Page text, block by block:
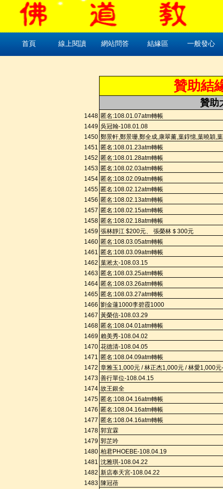
贊助結
贊助
1448 匿名 :108.01.07atm轉帳
1449 吳冠翰-108.01.08
1450 鄭景軒,鄭景珊,鄭全成,康翠薰,葉錞憶,葉曉穎,
1451 匿名 :108.01.23atm轉帳
1452 匿名 :108.01.28atm轉帳
1453 匿名 :108.02.03atm轉帳
1454 匿名 :108.02.09atm轉帳
1455 匿名 :108.02.12atm轉帳
1456 匿名 :108.02.13atm轉帳
1457 匿名 :108.02.15atm轉帳
1458 匿名 :108.02.18atm轉帳
1459 張林靜江$200元、 張榮林＄ 300元
1460 匿名 :108.03.05atm轉帳
1461 匿名 :108.03.09atm轉帳
1462 葉淞太-108.03.15
1463 匿名 :108.03.25atm轉帳
1464 匿名 :108.03.26atm轉帳
1465 匿名 :108.03.27atm轉帳
1466 劉金蓮1000李碧霞1000
1467 黃榮信-108.03.29
1468 匿名 :108.04.01atm轉帳
1469 賴美秀-108.04.02
1470 花德清-108.04.05
1471 匿名 :108.04.09atm轉帳
1472 章雅玉1,000元/林正杰1,000元/林愛1,000元
1473 善行單位-108.04.15
1474 故王銀全
1475 匿名 :108.04.16atm轉帳
1476 匿名 :108.04.16atm轉帳
1477 匿名 :108.04.16atm轉帳
1478 郭宜霖
1479 郭芷吟
1480 柏君PHOEBE-108.04.19
1481 沈雅琪-108.04.22
1482 新店奉天宮-108.04.22
1483 陳冠蓓
首頁 線上閱讀 網站問答 結緣區 一般發心